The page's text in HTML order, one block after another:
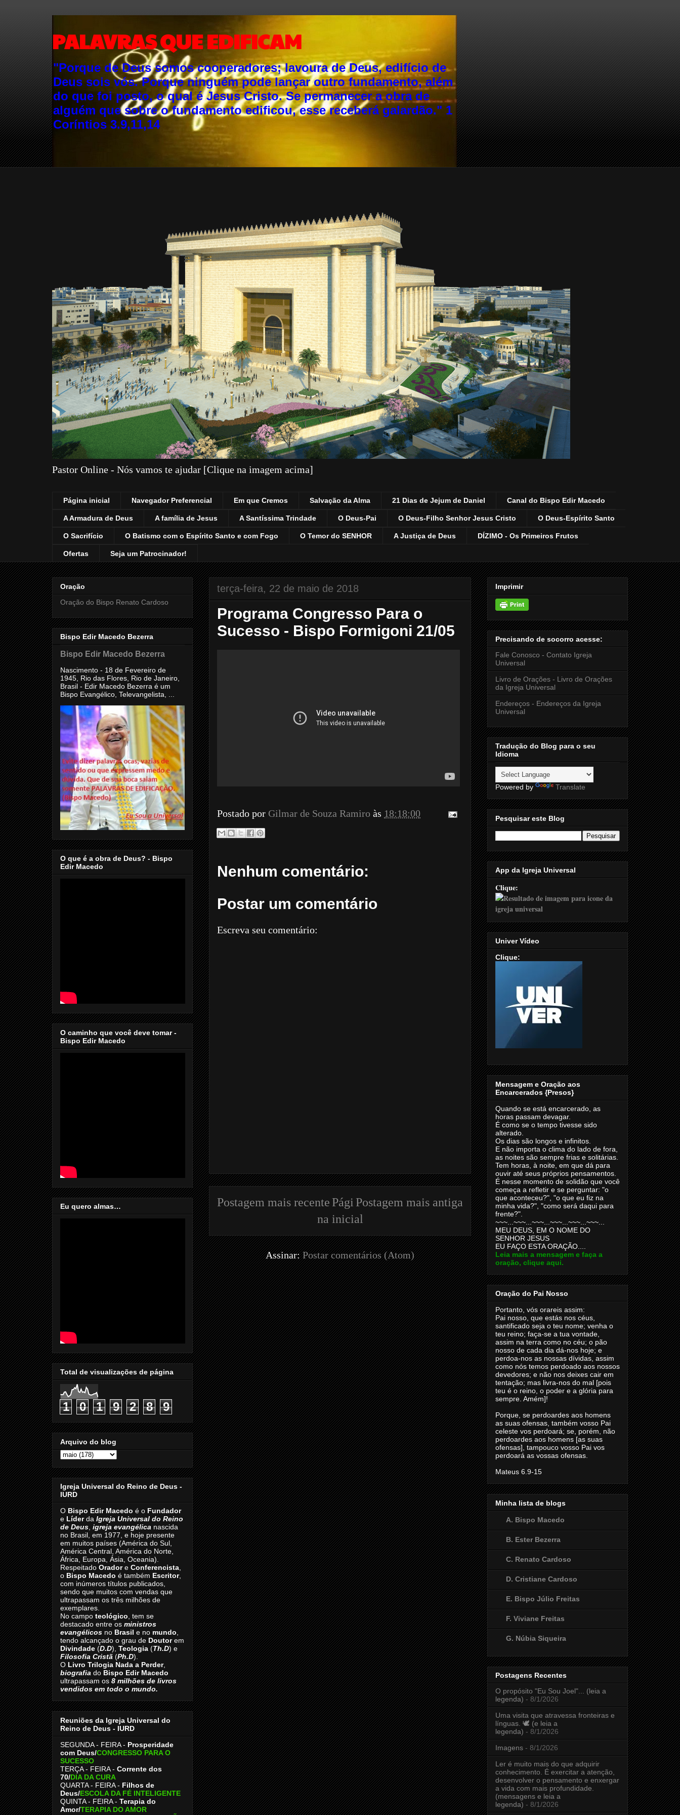
PALAVRAS QUE EDIFICAM
"Porque de Deus somos cooperadores; lavoura de Deus, edifício de
Deus sois vós. Porque ninguém pode lançar outro fundamento, além
do que foi posto, o qual é Jesus Cristo. Se permanecer a obra de
alguém que sobre o fundamento edificou, esse receberá galardão." 1
Coríntios 3.9,11,14
Pastor Online - Nós vamos te ajudar [Clique na imagem acima]
Página inicial Navegador Preferencial Em que Cremos Salvação da Alma 21 Dias de Jejum de Daniel Canal do Bispo Edir Macedo
A Armadura de Deus A família de Jesus A Santíssima Trindade O Deus-Pai O Deus-Filho Senhor Jesus Cristo O Deus-Espírito Santo
O Sacrifício O Batismo com o Espírito Santo e com Fogo O Temor do SENHOR A Justiça de Deus DÍZIMO - Os Primeiros Frutos
Ofertas Seja um Patrocinador!
terça-feira, 22 de maio de 2018
Programa Congresso Para o
Sucesso - Bispo Formigoni 21/05
Postado por Gilmar de Souza Ramiro às 18:18:00
Nenhum comentário:
Postar um comentário
Escreva seu comentário:
Postagem mais recente Postagem mais antiga
Pági
na inicial
Assinar:Postar comentários (Atom)
Oração
Oração do Bispo Renato Cardoso
Bispo Edir Macedo Bezerra
Bispo Edir Macedo Bezerra
Nascimento - 18 de Fevereiro de
1945, Rio das Flores, Rio de Janeiro,
Brasil - Edir Macedo Bezerra é um
Bispo Evangélico, Televangelista, ...
O que é a obra de Deus? - Bispo
Edir Macedo
O caminho que você deve tomar -
Bispo Edir Macedo
Eu quero almas…
Total de visualizações de página
1 0 1 9 2 8 9
Arquivo do blog
Igreja Universal do Reino de Deus -
IURD
O Bispo Edir Macedo é o Fundador
e Líderda Igreja Universal do Reino
de Deus, igreja evangélica nascida
no Brasil, em 1977, e hoje presente
em muitos países (América do Sul,
América Central, América do Norte,
África, Europa, Ásia, Oceania).
Respeitado Oradore Conferencista,
o Bispo Macedo é também Escritor,
com inúmeros títulos publicados,
sendo que muitos com vendas que
ultrapassam os três milhões de
exemplares.
No campo teológico, tem se
destacado entre os ministros
evangélicos no Brasil e no mundo,
tendo alcançado o grau de Doutorem
Divindade (D.D), Teologia (Th.D) e
Filosofia Cristã (Ph.D).
O Livro Trilogia Nada a Perder,
biografia do Bispo Edir Macedo
ultrapassam os 8 milhões de livros
vendidos em todo o mundo.
Reuniões da Igreja Universal do
Reino de Deus - IURD
SEGUNDA - FEIRA - Prosperidade
com Deus/CONGRESSO PARA O
SUCESSO
TERÇA - FEIRA - Corrente dos
70/DIA DA CURA
QUARTA - FEIRA - Filhos de
Deus/ESCOLA DA FÉ INTELIGENTE
QUINTA - FEIRA - Terapia do
Amor/TERAPIA DO AMOR
Imprimir
Precisando de socorro acesse:
Fale Conosco - Contato Igreja
Universal
Livro de Orações - Livro de Orações
da Igreja Universal
Endereços - Endereços da Igreja
Universal
Tradução do Blog para o seu
Idioma
Powered by Translate
Pesquisar este Blog
App da Igreja Universal
Clique:
Univer Vídeo
Clique:
Mensagem e Oração aos
Encarcerados {Presos}
Quando se está encarcerado, as
horas passam devagar.
É como se o tempo tivesse sido
alterado.
Os dias são longos e infinitos.
E não importa o clima do lado de fora,
as noites são sempre frias e solitárias.
Tem horas, à noite, em que dá para
ouvir até seus próprios pensamentos.
É nesse momento de solidão que você
começa a refletir e se perguntar: "o
que aconteceu?", "o que eu fiz na
minha vida?", "como será daqui para
frente?".
~~~...~~~...~~~...~~~...~~~...~~~...
MEU DEUS, EM O NOME DO
SENHOR JESUS
EU FAÇO ESTA ORAÇÃO....
Leia mais a mensagem e faça a
oração, clique aqui.
Oração do Pai Nosso
Portanto, vós orareis assim:
Pai nosso, que estás nos céus,
santificado seja o teu nome; venha o
teu reino; faça-se a tua vontade,
assim na terra como no céu; o pão
nosso de cada dia dá-nos hoje; e
perdoa-nos as nossas dívidas, assim
como nós temos perdoado aos nossos
devedores; e não nos deixes cair em
tentação; mas livra-nos do mal [pois
teu é o reino, o poder e a glória para
sempre. Amém]!
Porque, se perdoardes aos homens
as suas ofensas, também vosso Pai
celeste vos perdoará; se, porém, não
perdoardes aos homens [as suas
ofensas], tampouco vosso Pai vos
perdoará as vossas ofensas.
Mateus 6.9-15
Minha lista de blogs
A. Bispo Macedo
B. Ester Bezerra
C. Renato Cardoso
D. Cristiane Cardoso
E. Bispo Júlio Freitas
F. Viviane Freitas
G. Núbia Siqueira
Postagens Recentes
O propósito "Eu Sou Joel"... (leia a
legenda) - 8/1/2026
Uma visita que atravessa fronteiras e
línguas. 🕊️ (e leia a
legenda) - 8/1/2026
Imagens - 8/1/2026
Ler é muito mais do que adquirir
conhecimento. É exercitar a atenção,
desenvolver o pensamento e enxergar
a vida com mais profundidade.
(mensagens e leia a
legenda) - 8/1/2026